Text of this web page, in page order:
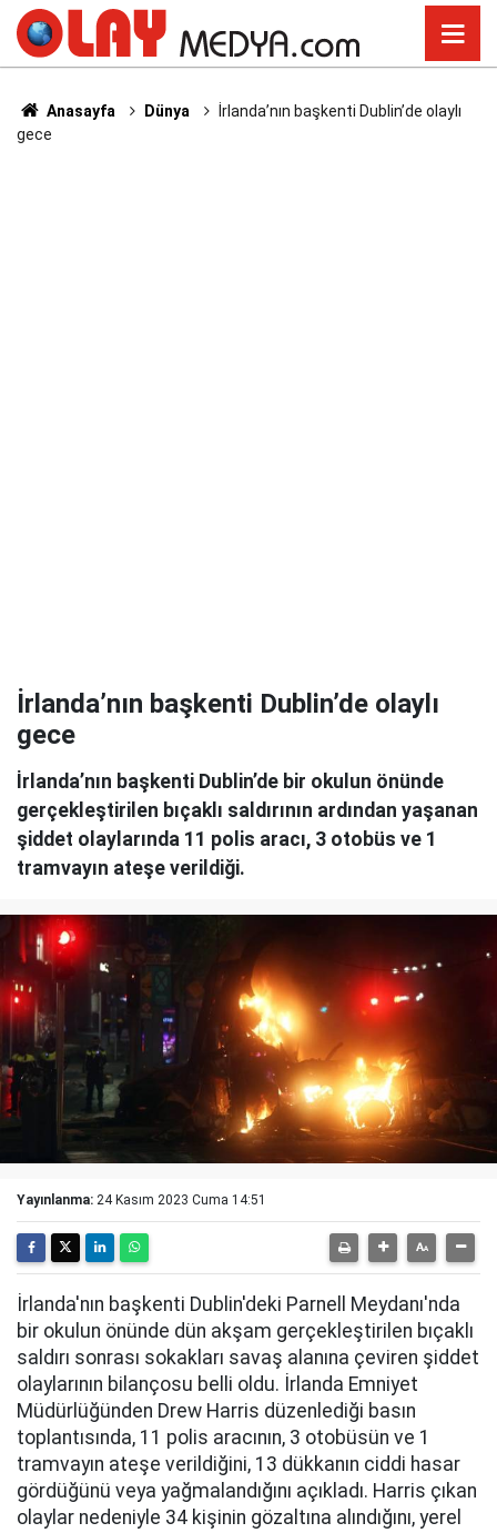
Anasayfa Dünya
İrlanda’nın başkenti Dublin’de olaylı
gece
İrlanda’nın başkenti Dublin’de olaylı
gece
İrlanda’nın başkenti Dublin’de bir okulun önünde
gerçekleştirilen bıçaklı saldırının ardından yaşanan
şiddet olaylarında 11 polis aracı, 3 otobüs ve 1
tramvayın ateşe verildiği.
Yayınlanma: 24 Kasım 2023 Cuma 14:51
İrlanda'nın başkenti Dublin'deki Parnell Meydanı'nda
bir okulun önünde dün akşam gerçekleştirilen bıçaklı
saldırı sonrası sokakları savaş alanına çeviren şiddet
olaylarının bilançosu belli oldu. İrlanda Emniyet
Müdürlüğünden Drew Harris düzenlediği basın
toplantısında, 11 polis aracının, 3 otobüsün ve 1
tramvayın ateşe verildiğini, 13 dükkanın ciddi hasar
gördüğünü veya yağmalandığını açıkladı. Harris çıkan
olaylar nedeniyle 34 kişinin gözaltına alındığını, yerel